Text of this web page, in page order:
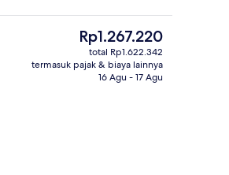
Interior
Harga
saat
ini
Rp1.267.220
Rp1.267.220
total Rp1.622.342
termasuk pajak & biaya lainnya
16 Agu - 17 Agu